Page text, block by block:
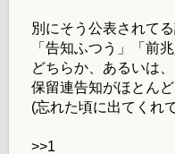
別にそう公表されてる
「告知ふつう」「前
どちらか、あるいは
保留連告知がほとんど
(忘れた頃に出てくれ
>>1